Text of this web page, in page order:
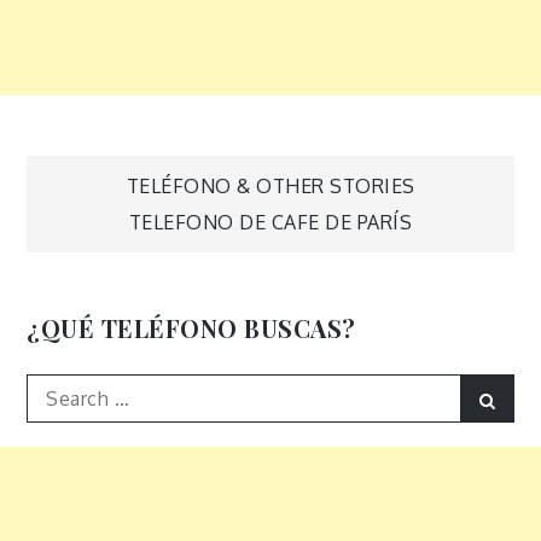
Navegación
entradas
TELÉFONO & OTHER STORIES
TELEFONO DE CAFE DE PARÍS
¿QUÉ TELÉFONO BUSCAS?
Search
for: